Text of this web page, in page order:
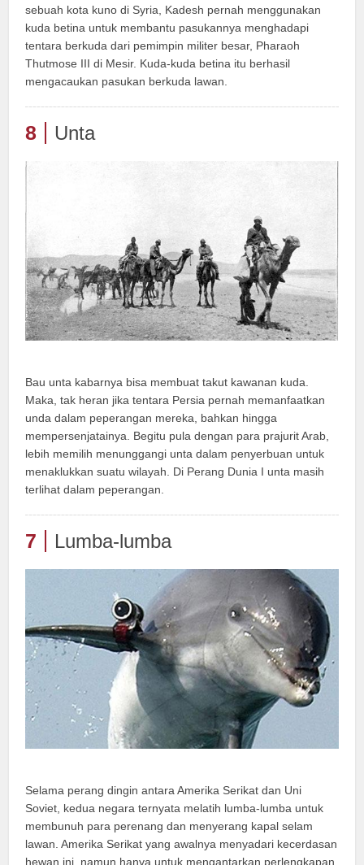
sebuah kota kuno di Syria, Kadesh pernah menggunakan
kuda betina untuk membantu pasukannya menghadapi
tentara berkuda dari pemimpin militer besar, Pharaoh
Thutmose III di Mesir. Kuda-kuda betina itu berhasil
mengacaukan pasukan berkuda lawan.
8 Unta
Bau unta kabarnya bisa membuat takut kawanan kuda.
Maka, tak heran jika tentara Persia pernah memanfaatkan
unda dalam peperangan mereka, bahkan hingga
mempersenjatainya. Begitu pula dengan para prajurit Arab,
lebih memilih menunggangi unta dalam penyerbuan untuk
menaklukkan suatu wilayah. Di Perang Dunia I unta masih
terlihat dalam peperangan.
7 Lumba-lumba
Selama perang dingin antara Amerika Serikat dan Uni
Soviet, kedua negara ternyata melatih lumba-lumba untuk
membunuh para perenang dan menyerang kapal selam
lawan. Amerika Serikat yang awalnya menyadari kecerdasan
hewan ini, namun hanya untuk mengantarkan perlengkapan